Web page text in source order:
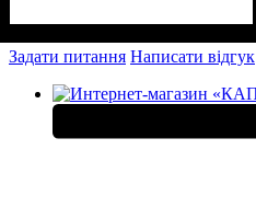
Задати питання Написати відгук